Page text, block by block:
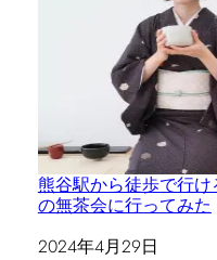
熊谷駅から徒歩で行け
の無茶会に行ってみた
日付
2024年4月29日